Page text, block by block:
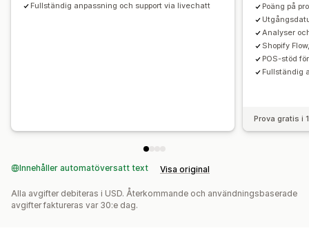
Fullständig anpassning och support via livechatt
Poäng på
Analyser
Shopify
POS-stöd
Fullständig
Prova gratis i
Innehåller automatöversatt text Visa original
Alla avgifter debiteras i USD. Återkommande och användningsbaserade
avgifter faktureras var 30:e dag.